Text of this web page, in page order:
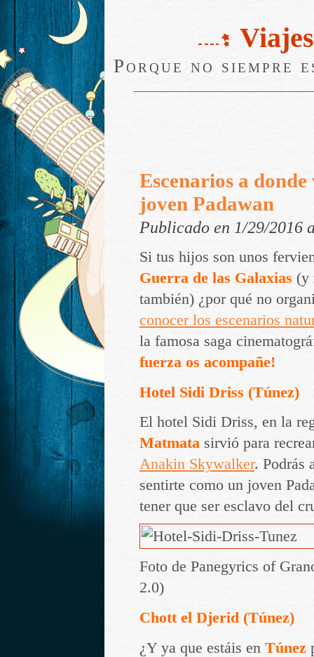
Porque no
Escenarios a
joven Padawan
Publicado en 1/29/2016
Si tus hijos son unos
Guerra de las Galaxias (y
también) ¿por qué no
conocer los escenarios
la famosa saga
fuerza os acompañe!
Hotel Sidi Driss (Túnez)
El hotel Sidi Driss, en la
Matmata sirvió para
Anakin Skywalker. Podrás
sentirte como un joven
tener que ser esclavo del
Foto de Panegyrics of
2.0)
Chott el Djerid (Túnez)
¿Y ya que estáis en Túnez